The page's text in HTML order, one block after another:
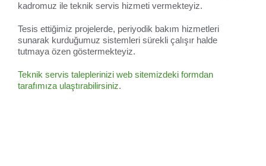
kadromuz ile teknik servis hizmeti vermekteyiz.
Tesis ettiğimiz projelerde, periyodik bakım hizmetleri
sunarak kurduğumuz sistemleri sürekli çalışır halde
tutmaya özen göstermekteyiz.
Teknik servis taleplerinizi web sitemizdeki formdan
tarafımıza ulaştırabilirsiniz.